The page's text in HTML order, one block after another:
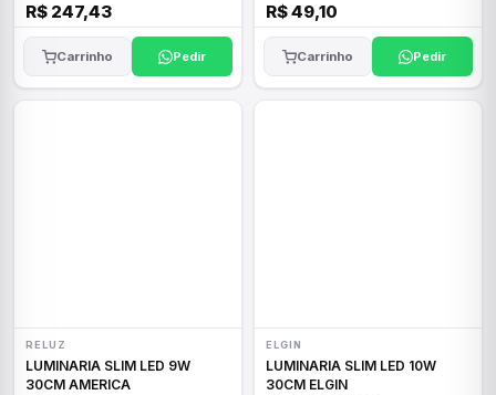
R$ 247,43
Carrinho Pedir
R$ 49,10
Carrinho Pedir
RELUZ
LUMINARIA SLIM LED 9W
30CM AMERICA
ELGIN
LUMINARIA SLIM LED 10W
30CM ELGIN